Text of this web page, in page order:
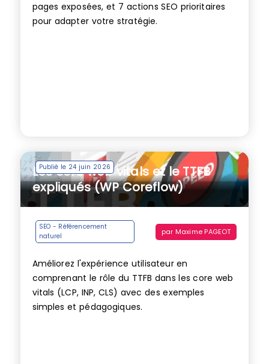
pages exposées, et 7 actions SEO prioritaires
pour adapter votre stratégie.
Publié le 24 juin 2026
Les core web vitals et le TTFB
expliqués (WP Coreflow)
SEO - Référencement
naturel
par Maxime PAGEOT
Améliorez l'expérience utilisateur en
comprenant le rôle du TTFB dans les core web
vitals (LCP, INP, CLS) avec des exemples
simples et pédagogiques.